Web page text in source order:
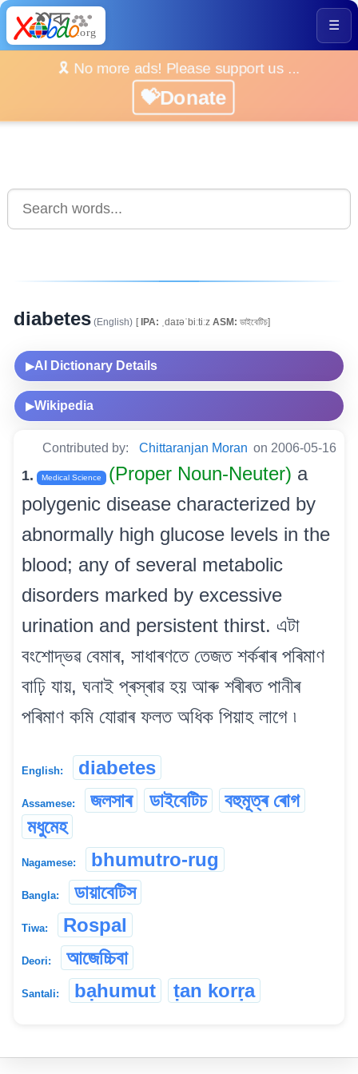
☰
🎗️ No more ads! Please support us ...
💝Donate
diabetes (English) [IPA: ˌdaɪəˈbiːtiːz ASM: ডাইবেটিচ]
▶AI Dictionary Details
▶Wikipedia
Contributed by: Chittaranjan Moran on 2006-05-16
1. Medical Science (Proper Noun-Neuter) a
polygenic disease characterized by
abnormally high glucose levels in the
blood; any of several metabolic
disorders marked by excessive
urination and persistent thirst. এটা
বংশোদ্ভৱ বেমাৰ, সাধাৰণতে তেজত শৰ্কৰাৰ পৰিমাণ
বাঢ়ি যায়, ঘনাই প্ৰস্ৰাৱ হয় আৰু শৰীৰত পানীৰ
পৰিমাণ কমি যোৱাৰ ফলত অধিক পিয়াহ লাগে ৷
English: diabetes
Assamese: জলসাৰ ডাইবেটিচ
বহুমূত্ৰ ৰোগ
মধুমেহ
Nagamese: bhumutro-rug
Bangla: ডায়াবেটিস
Tiwa: Rospal
Deori: আজেচ্চিবা
Santali: bạhumut ṭan korṛa